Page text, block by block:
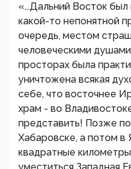
«...Дальний Восток
какой-то непонятной
очередь, местом
человеческими
просторах была
уничтожена всякая
себе, что восточнее
храм - во
представить! Позже
Хабаровске, а потом в
квадратные